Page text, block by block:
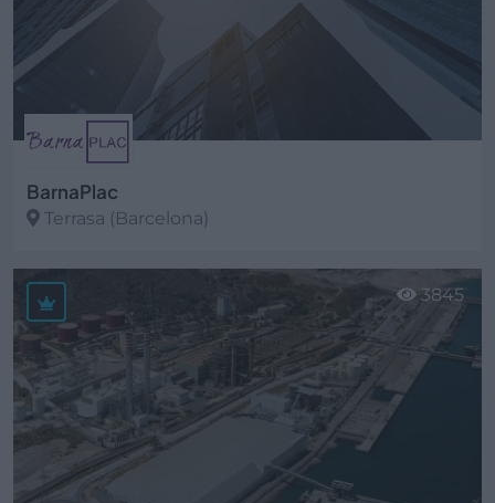
BarnaPlac
Terrasa (Barcelona)
Ver más
3845